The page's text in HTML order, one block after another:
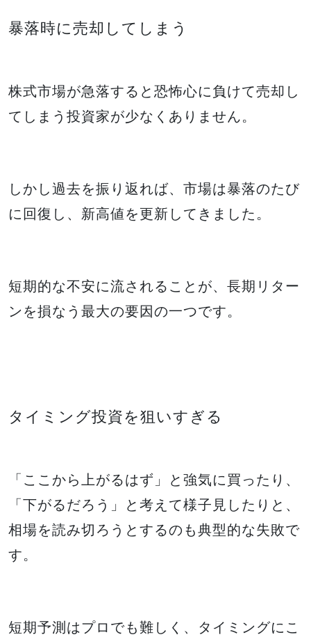
暴落時に売却してしまう
株式市場が急落すると恐怖心に負けて売却し
てしまう投資家が少なくありません。
しかし過去を振り返れば、市場は暴落のたび
に回復し、新高値を更新してきました。
短期的な不安に流されることが、長期リター
ンを損なう最大の要因の一つです。
タイミング投資を狙いすぎる
「ここから上がるはず」と強気に買ったり、
「下がるだろう」と考えて様子見したりと、
相場を読み切ろうとするのも典型的な失敗で
す。
短期予測はプロでも難しく、タイミングにこ